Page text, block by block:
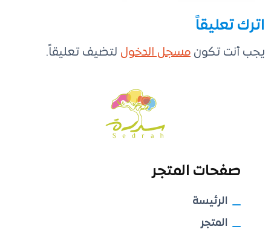
اترك تعليقاً
يجب أنت تكون مسجل الدخول لتضيف تعليقاً.
صفحات المتجر
الرئيسة
المتجر